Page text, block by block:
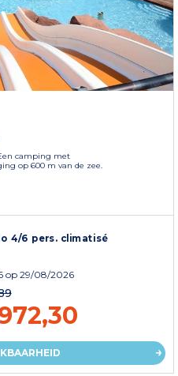
camping met
op 600 m van de zee.
4/6 pers. climatisé
op 29/08/2026